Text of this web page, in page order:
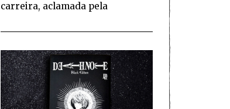
carreira, aclamada pela